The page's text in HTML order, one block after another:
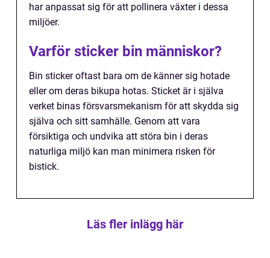
har anpassat sig för att pollinera växter i dessa
miljöer.
Varför sticker bin människor?
Bin sticker oftast bara om de känner sig hotade
eller om deras bikupa hotas. Sticket är i själva
verket binas försvarsmekanism för att skydda sig
själva och sitt samhälle. Genom att vara
försiktiga och undvika att störa bin i deras
naturliga miljö kan man minimera risken för
bistick.
Läs fler inlägg här